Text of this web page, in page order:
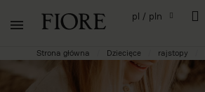
pl / pln
Strona główna Dziecięce rajstopy